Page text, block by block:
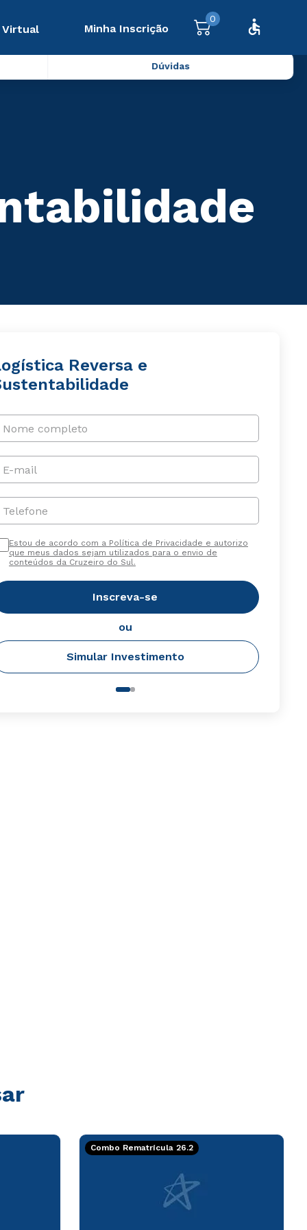
Virtual Minha Inscrição
0
Dúvidas
Reversa e
Nome completo
E-mail
Telefone
Estou de acordo com a Política de Privacidade e autorizo
que meus dados sejam utilizados para o envio de
conteúdos da Cruzeiro do Sul.
Inscreva-se
ou
Simular Investimento
Combo Rematrícula 26.2